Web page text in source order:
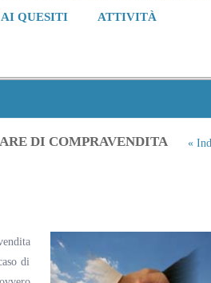
AI QUESITI ATTIVITÀ
DI COMPRAVENDITA «
di